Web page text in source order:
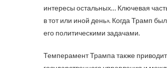
интересы остальных… Ключевая
в тот или иной день». Когда Трамп
его политическими задачами.
Темперамент Трампа также приводит